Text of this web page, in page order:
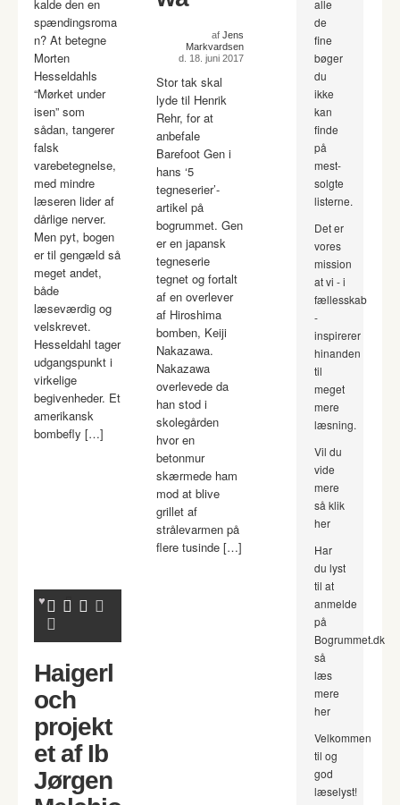
kalde den en
spændingsroma
n? At betegne
Morten
Hesseldahls
“Mørket under
isen” som
sådan, tangerer
falsk
varebetegnelse,
med mindre
læseren lider af
dårlige nerver.
Men pyt, bogen
er til gengæld så
meget andet,
både
læseværdig og
velskrevet.
Hesseldahl tager
udgangspunkt i
virkelige
begivenheder. Et
amerikansk
bombefly […]
af Jens
Markvardsen
d. 18. juni 2017
Stor tak skal
lyde til Henrik
Rehr, for at
anbefale
Barefoot Gen i
hans ‘5
tegneserier’-
artikel på
bogrummet. Gen
er en japansk
tegneserie
tegnet og fortalt
af en overlever
af Hiroshima
bomben, Keiji
Nakazawa.
Nakazawa
overlevede da
han stod i
skolegården
hvor en
betonmur
skærmede ham
mod at blive
grillet af
strålevarmen på
flere tusinde […]
Haigerl
och
projekt
et af Ib
Jørgen
alle
de
fine
bøger
du
ikke
kan
finde
på
mest-
solgte
listerne.
Det er
vores
mission
at vi - i
fællesskab
-
inspirerer
hinanden
til
meget
mere
læsning.
Vil du
vide
mere
så klik
her
Har
du lyst
til at
anmelde
på
Bogrummet.dk
så
læs
mere
her
Velkommen
til og
god
læselyst!